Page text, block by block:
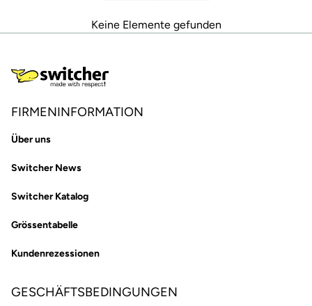
Keine Elemente gefunden
FIRMENINFORMATION
Über uns
Switcher News
Switcher Katalog
Grössentabelle
Kundenrezessionen
GESCHÄFTSBEDINGUNGEN